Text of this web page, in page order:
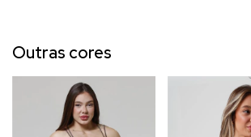
Outras cores